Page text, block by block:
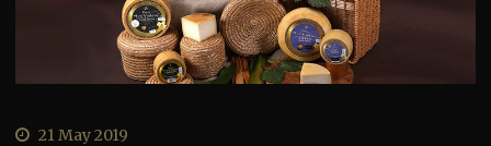
21 May 2019